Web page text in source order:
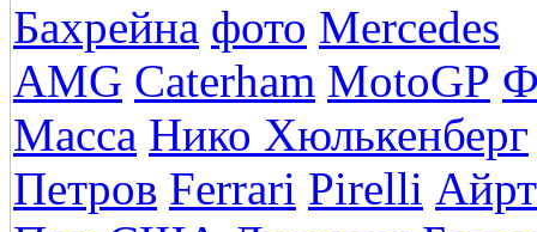
Бахрейна фото Mercedes
AMG Caterham MotoGP
Масса Нико Хюлькенберг
Петров Ferrari Pirelli